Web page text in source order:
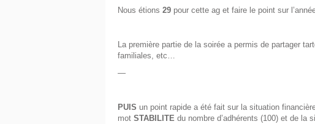
Nous étions 29 pour cette ag et faire le point sur
La première partie de la soirée a permis de partager
familiales, etc…
—
PUIS un point rapide a été fait sur la situation
mot STABILITE du nombre d’adhérents (100) et de la